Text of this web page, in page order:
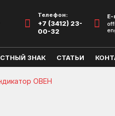
Телефон:
+7 (3412) 23-
00-32
E-
ЗНАК СТАТЬИ
ОВЕН